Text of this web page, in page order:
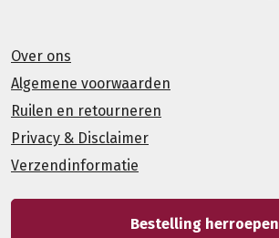
Over ons
Algemene voorwaarden
Ruilen en retourneren
Privacy & Disclaimer
Verzendinformatie
Bestelling herroepen